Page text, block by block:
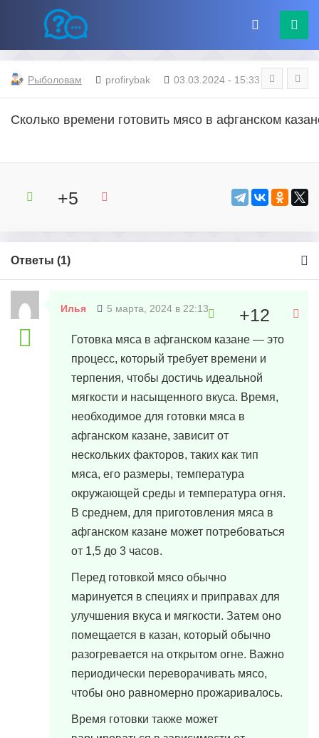
Рыболовам profirybak 03.03.2024 - 15:33
Сколько времени готовить мясо в афганском
+5
Ответы (1)
Илья 5 марта, 2024 в 22:13
Готовка мяса в афганском казане — это
процесс, который требует времени и
терпения, чтобы достичь идеальной
мягкости и насыщенного вкуса. Время,
необходимое для готовки мяса в
афганском казане, зависит от
нескольких факторов, таких как тип
мяса, его размеры, температура
окружающей среды и температура огня.
В среднем, для приготовления мяса в
афганском казане может потребоваться
от 1,5 до 3 часов.
Перед готовкой мясо обычно
маринуется в специях и приправах для
улучшения вкуса и мягкости. Затем оно
помещается в казан, который обычно
разогревается на открытом огне. Важно
периодически переворачивать мясо,
чтобы оно равномерно прожаривалось.
Время готовки также может
+12